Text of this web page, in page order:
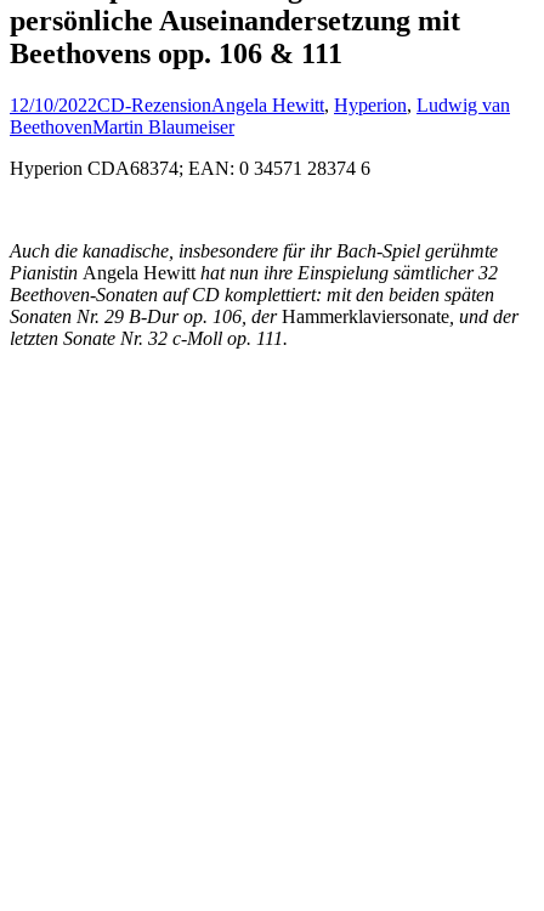
persönliche Auseinandersetzung mit
Beethovens opp. 106 & 111
12/10/2022CD-RezensionAngela Hewitt, Hyperion, Ludwig van
BeethovenMartin Blaumeiser
Hyperion CDA68374; EAN: 0 34571 28374 6
Auch die kanadische, insbesondere für ihr Bach-Spiel gerühmte
Pianistin Angela Hewitt hat nun ihre Einspielung sämtlicher 32
Beethoven-Sonaten auf CD komplettiert: mit den beiden späten
Sonaten Nr. 29 B-Dur op. 106, derHammerklaviersonate , und der
letzten Sonate Nr. 32 c-Moll op. 111.